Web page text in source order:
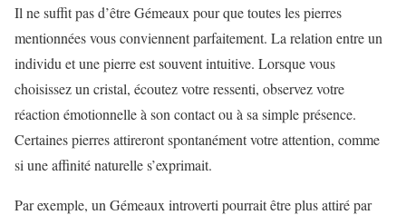
Il ne suffit pas d’être Gémeaux pour que toutes les pierres
mentionnées vous conviennent parfaitement. La relation entre un
individu et une pierre est souvent intuitive. Lorsque vous
choisissez un cristal, écoutez votre ressenti, observez votre
réaction émotionnelle à son contact ou à sa simple présence.
Certaines pierres attireront spontanément votre attention, comme
si une affinité naturelle s’exprimait.
Par exemple, un Gémeaux introverti pourrait être plus attiré par